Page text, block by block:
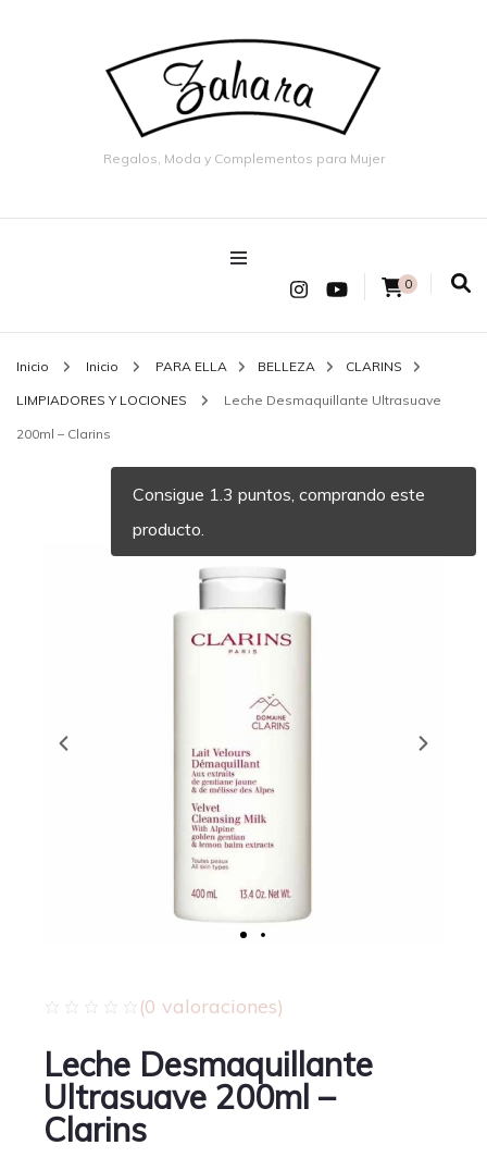
Regalos, Moda y Complementos para Mujer
0
Inicio Inicio PARA ELLA BELLEZA CLARINS
LIMPIADORES Y LOCIONES Leche Desmaquillante Ultrasuave
200ml – Clarins
(0 valoraciones)
Leche Desmaquillante
Ultrasuave 200ml –
Clarins
Consigue 1.3 puntos, comprando este
producto.